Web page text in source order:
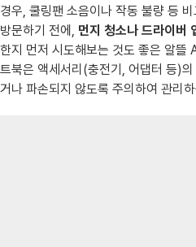
경우, 쿨링팬 소음이나 작동 불량 등
방문하기 전에, 먼지 청소나 드라이버
한지 먼저 시도해보는 것도 좋은 알뜰
트북은 액세서리(충전기, 어댑터 등)
거나 파손되지 않도록 주의하여 관리